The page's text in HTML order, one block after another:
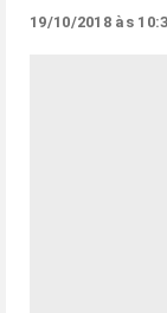
19/10/2018 às